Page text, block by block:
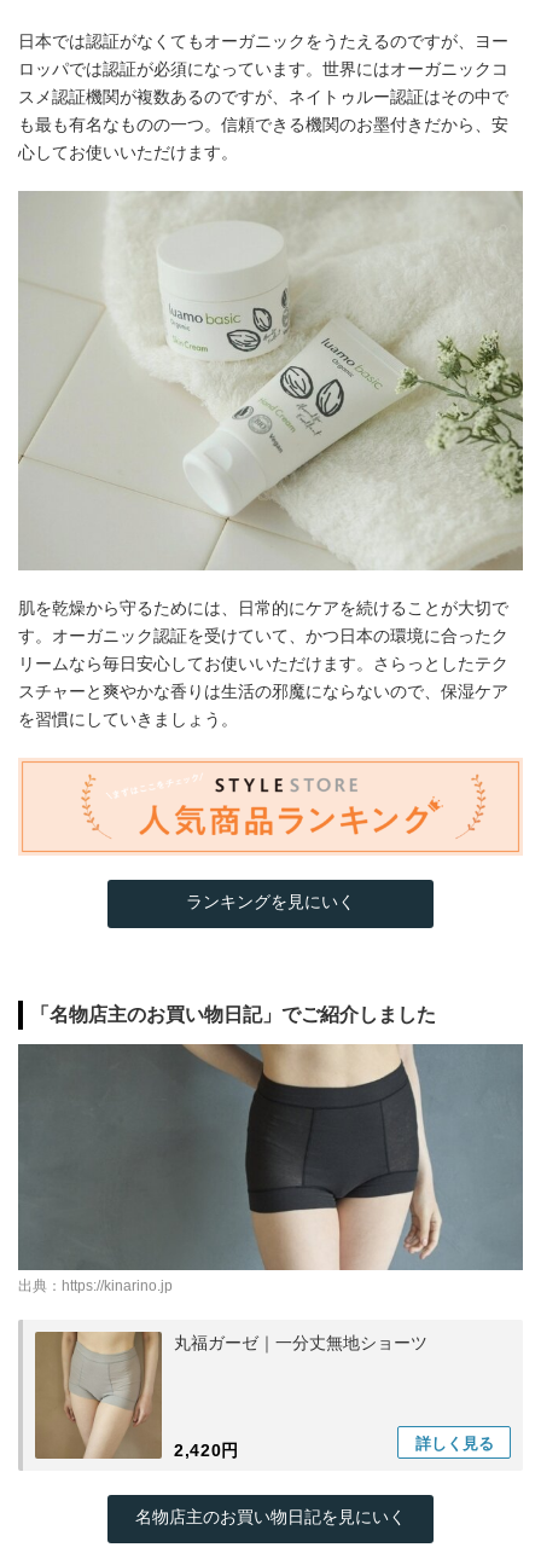
日本では認証がなくてもオーガニックをうたえるのですが、ヨー
ロッパでは認証が必須になっています。世界にはオーガニックコ
スメ認証機関が複数あるのですが、ネイトゥルー認証はその中で
も最も有名なものの一つ。信頼できる機関のお墨付きだから、安
心してお使いいただけます。
肌を乾燥から守るためには、日常的にケアを続けることが大切で
す。オーガニック認証を受けていて、かつ日本の環境に合ったク
リームなら毎日安心してお使いいただけます。さらっとしたテク
スチャーと爽やかな香りは生活の邪魔にならないので、保湿ケア
を習慣にしていきましょう。
ランキングを見にいく
「名物店主のお買い物日記」でご紹介しました
出典： https://kinarino.jp
丸福ガーゼ｜一分丈無地ショーツ
2,420円 詳しく 見る
名物店主のお買い物日記を見にいく